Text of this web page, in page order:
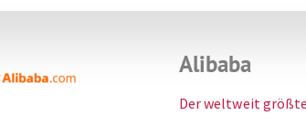
Alibaba
Der weltweit